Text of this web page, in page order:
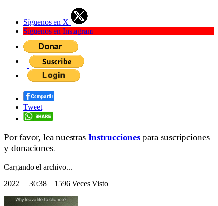
Síguenos en X
Síguenos en Instagram
Tweet
Por favor, lea nuestras Instrucciones para suscripciones
y donaciones.
Cargando el archivo...
2022 30:38 1596 Veces Visto